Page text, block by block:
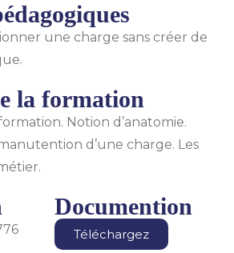
une charge sans créer de
la formation
Notion d’anatomie.
d’une charge. Les
Documention
Téléchargez